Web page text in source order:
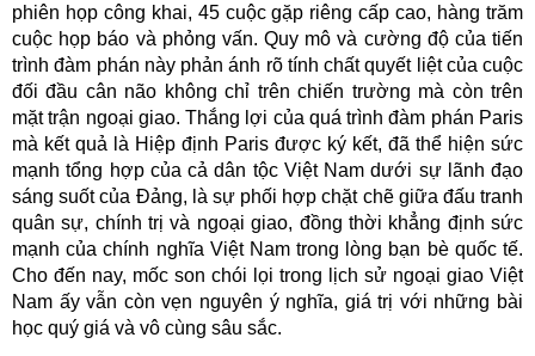
phiên họp công khai, 45 cuộc gặp riêng cấp cao, hàng trăm
cuộc họp báo và phỏng vấn. Quy mô và cường độ của tiến
trình đàm phán này phản ánh rõ tính chất quyết liệt của cuộc
đối đầu cân não không chỉ trên chiến trường mà còn trên
mặt trận ngoại giao. Thắng lợi của quá trình đàm phán Paris
mà kết quả là Hiệp định Paris được ký kết, đã thể hiện sức
mạnh tổng hợp của cả dân tộc Việt Nam dưới sự lãnh đạo
sáng suốt của Đảng, là sự phối hợp chặt chẽ giữa đấu tranh
quân sự, chính trị và ngoại giao, đồng thời khẳng định sức
mạnh của chính nghĩa Việt Nam trong lòng bạn bè quốc tế.
Cho đến nay, mốc son chói lọi trong lịch sử ngoại giao Việt
Nam ấy vẫn còn vẹn nguyên ý nghĩa, giá trị với những bài
học quý giá và vô cùng sâu sắc.